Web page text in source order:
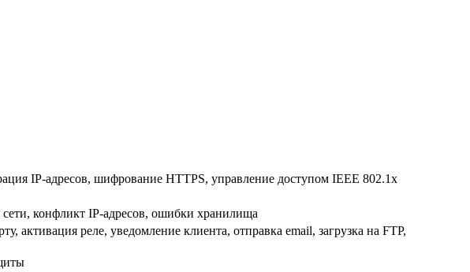
IP-адресов, шифрование HTTPS, управление доступом IEEE 802.1x
конфликт IP-адресов, ошибки хранилища
активация реле, уведомление клиента, отправка email, загрузка на FTP,